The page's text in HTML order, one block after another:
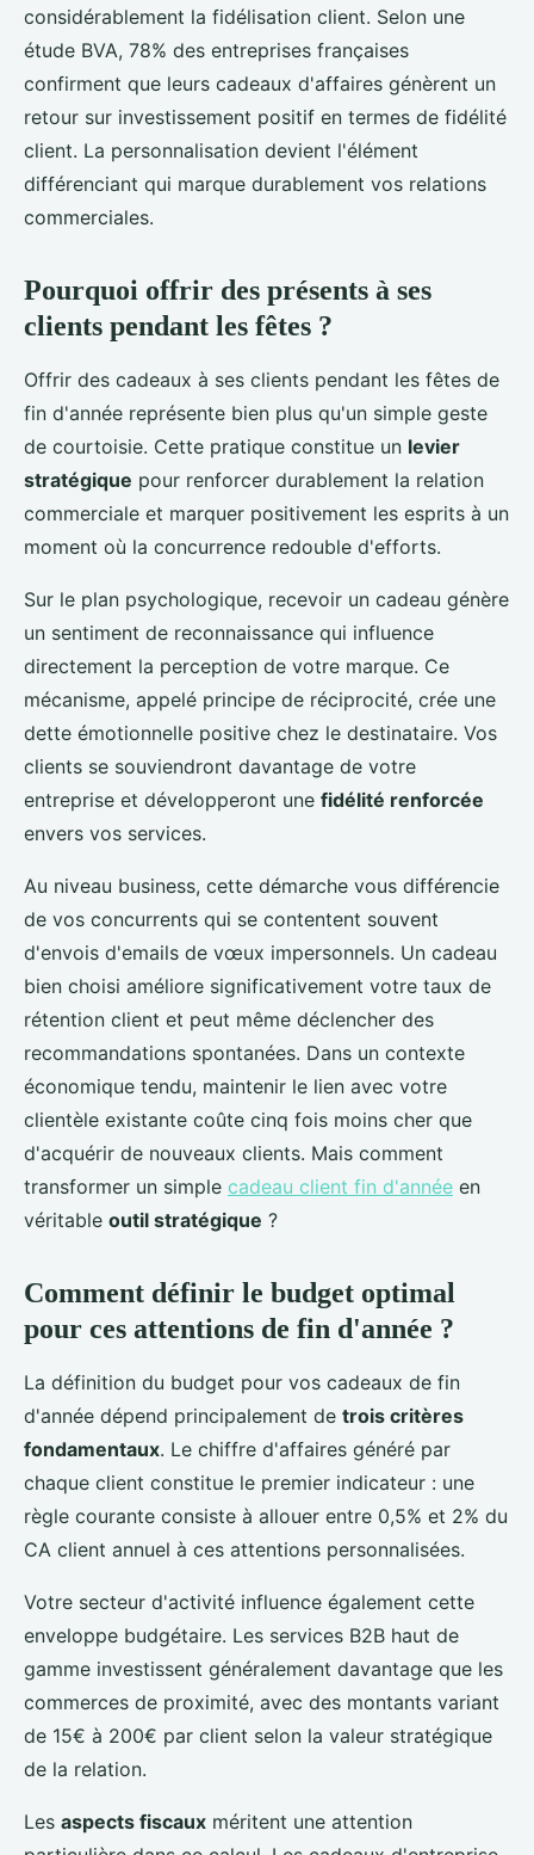
considérablement la fidélisation client. Selon une
étude BVA, 78% des entreprises françaises
confirment que leurs cadeaux d'affaires génèrent un
retour sur investissement positif en termes de fidélité
client. La personnalisation devient l'élément
différenciant qui marque durablement vos relations
commerciales.
Pourquoi offrir des présents à ses
clients pendant les fêtes ?
Offrir des cadeaux à ses clients pendant les fêtes de
fin d'année représente bien plus qu'un simple geste
de courtoisie. Cette pratique constitue un levier
stratégique pour renforcer durablement la relation
commerciale et marquer positivement les esprits à un
moment où la concurrence redouble d'efforts.
Sur le plan psychologique, recevoir un cadeau génère
un sentiment de reconnaissance qui influence
directement la perception de votre marque. Ce
mécanisme, appelé principe de réciprocité, crée une
dette émotionnelle positive chez le destinataire. Vos
clients se souviendront davantage de votre
entreprise et développeront une fidélité renforcée
envers vos services.
Au niveau business, cette démarche vous différencie
de vos concurrents qui se contentent souvent
d'envois d'emails de vœux impersonnels. Un cadeau
bien choisi améliore significativement votre taux de
rétention client et peut même déclencher des
recommandations spontanées. Dans un contexte
économique tendu, maintenir le lien avec votre
clientèle existante coûte cinq fois moins cher que
d'acquérir de nouveaux clients. Mais comment
transformer un simple cadeau client fin d'année en
véritable outil stratégique ?
Comment définir le budget optimal
pour ces attentions de fin d'année ?
La définition du budget pour vos cadeaux de fin
d'année dépend principalement de trois critères
fondamentaux. Le chiffre d'affaires généré par
chaque client constitue le premier indicateur : une
règle courante consiste à allouer entre 0,5% et 2% du
CA client annuel à ces attentions personnalisées.
Votre secteur d'activité influence également cette
enveloppe budgétaire. Les services B2B haut de
gamme investissent généralement davantage que les
commerces de proximité, avec des montants variant
de 15€ à 200€ par client selon la valeur stratégique
de la relation.
Les aspects fiscaux méritent une attention